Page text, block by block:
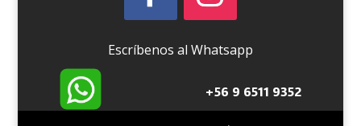
Escríbenos al Whatsapp
+56 9 6511 9352